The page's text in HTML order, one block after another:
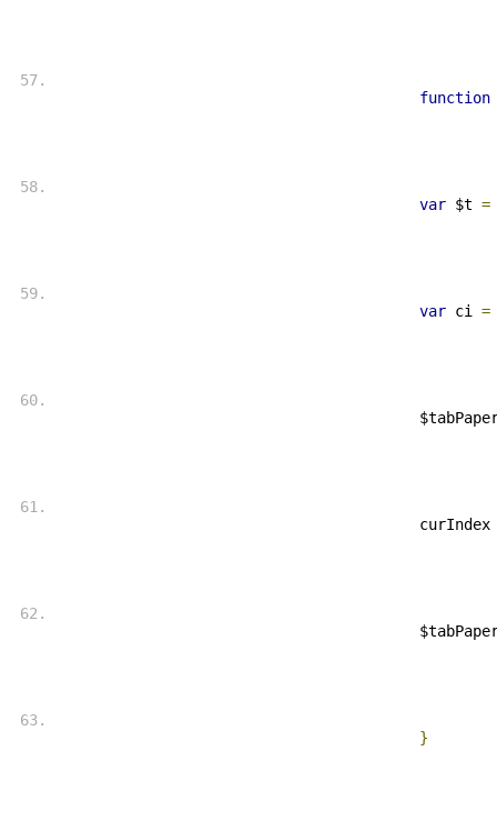
function
var $t =
var ci =
}